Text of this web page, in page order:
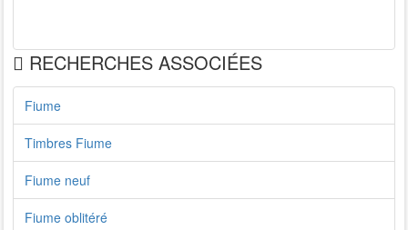
RECHERCHES ASSOCIÉES
Fiume
Timbres Fiume
Fiume neuf
Fiume oblitéré